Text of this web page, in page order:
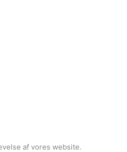
af vores website.